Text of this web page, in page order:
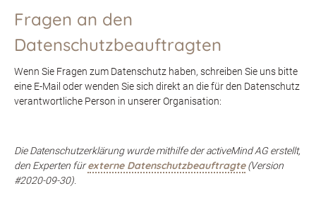
Fragen an den
Datenschutzbeauftragten
Wenn Sie Fragen zum Datenschutz haben, schreiben Sie uns bitte
eine E-Mail oder wenden Sie sich direkt an die für den Datenschutz
verantwortliche Person in unserer Organisation:
Die Datenschutzerklärung wurde mithilfe der activeMind AG erstellt,
den Experten fürexterne Datenschutzbeauftragte(Version
#2020-09-30).